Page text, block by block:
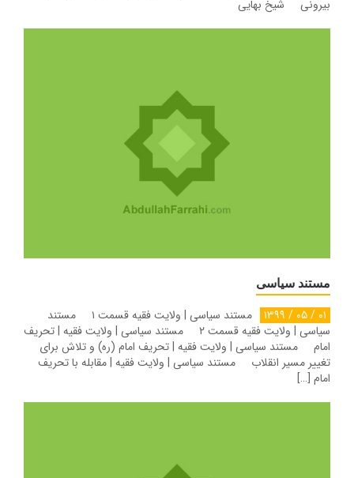
بیرونی شیخ بهایی
مستند سیاسی
۰۱ / ۰۵ / ۱۳۹۹
مستند سیاسی | ولایت فقیه قسمت ۱ مستند
سیاسی | ولایت فقیه قسمت ۲ مستند سیاسی | ولایت فقیه | تحریف
امام مستند سیاسی | ولایت فقیه | تحریف امام (ره) و تلاش برای
تغییر مسیر انقلاب مستند سیاسی | ولایت فقیه | مقابله با تحریف
امام […]